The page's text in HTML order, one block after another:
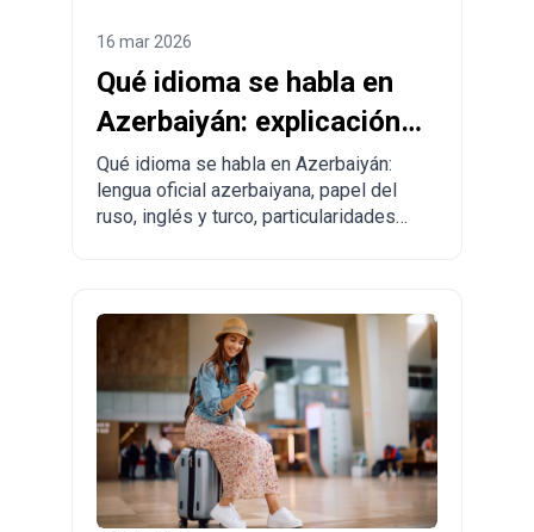
16 mar 2026
Qué idioma se habla en
Azerbaiyán: explicación
completa para turistas y
quienes piensan
Qué idioma se habla en Azerbaiyán:
lengua oficial azerbaiyana, papel del
ruso, inglés y turco, particularidades